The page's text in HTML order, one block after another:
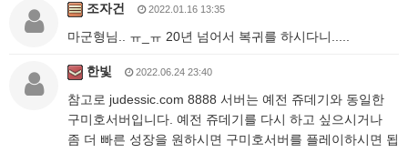
조자건 2022.01.16 13:35
마군형님.. ㅠ_ㅠ 20년 넘어서 복귀를 하시다니.....
한빛 2022.06.24 23:40
참고로 judessic.com 8888 서버는 예전 쥬데기와 동일한
구미호서버입니다. 예전 쥬데기를 다시 하고 싶으시거나
좀 더 빠른 성장을 원하시면 구미호서버를 플레이하시면 됩